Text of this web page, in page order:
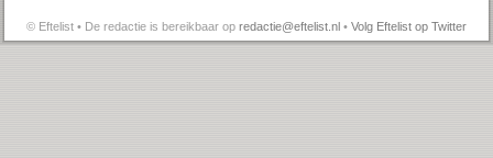
© Eftelist • De redactie is bereikbaar op redactie@eftelist.nl • Volg Eftelist op Twitter